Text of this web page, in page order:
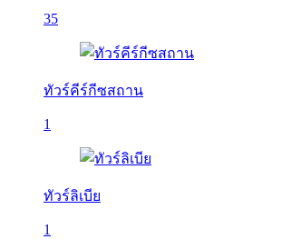
35
ทัวร์คีร์กีซสถาน
1
ทัวร์ลิเบีย
1